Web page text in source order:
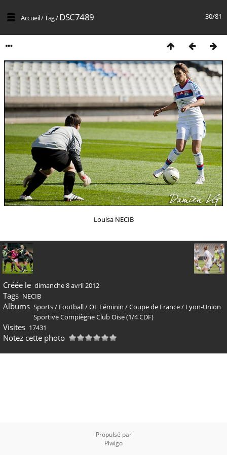
30/81
Accueil/Tag/DSC7489
Louisa NECIB
Créée le dimanche 8 avril 2012
Tags NECIB
Albums Sports/ Football/OL Féminin /Coupe de France/ Lyon-Union
Sportive Compiègne Club Oise (1/4 CDF)
Visites 17431
Notez cette photo
Propulsé par
Piwigo